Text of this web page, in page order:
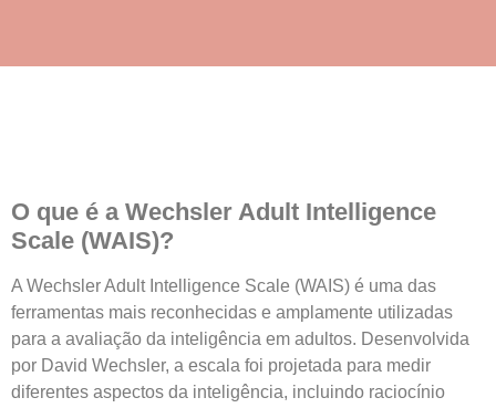
O que é a Wechsler Adult Intelligence
Scale (WAIS)?
A Wechsler Adult Intelligence Scale (WAIS) é uma das
ferramentas mais reconhecidas e amplamente utilizadas
para a avaliação da inteligência em adultos. Desenvolvida
por David Wechsler, a escala foi projetada para medir
diferentes aspectos da inteligência, incluindo raciocínio